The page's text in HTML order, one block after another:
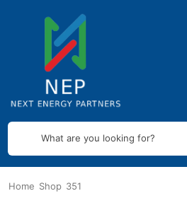
What are you looking for?
Home Shop 351